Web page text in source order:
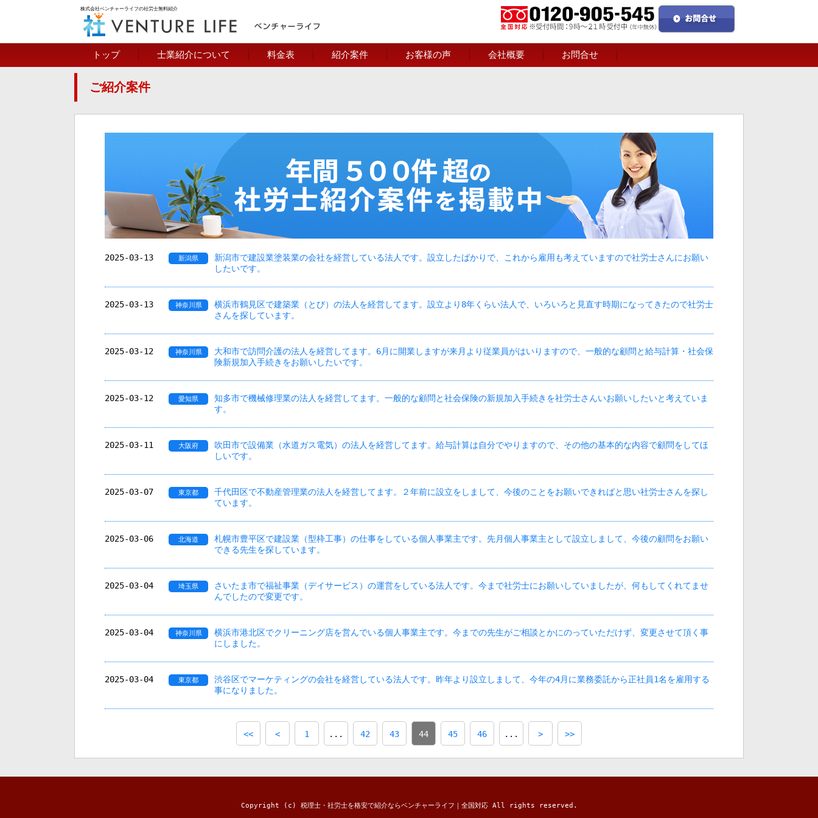
株式会社ベンチャーライフの社労士無料紹介
トップ 士業紹介について 料金表 紹介案件 お客様の声 会社概要 お問合せ
ご紹介案件
2025-03-13 新潟県
新潟市で建設業塗装業の会社を経営している法人です。設立したばかりで、これから雇用も考えていますので社労士さんにお願い
したいです。
2025-03-13 神奈川県
横浜市鶴見区で建築業（とび）の法人を経営してます。設立より8年くらい法人で、いろいろと見直す時期になってきたので社労士
さんを探しています。
2025-03-12 神奈川県
大和市で訪問介護の法人を経営してます。6月に開業しますが来月より従業員がはいりますので、一般的な顧問と給与計算・社会保
険新規加入手続きをお願いしたいです。
2025-03-12 愛知県
知多市で機械修理業の法人を経営してます。一般的な顧問と社会保険の新規加入手続きを社労士さんいお願いしたいと考えていま
す。
2025-03-11 大阪府
吹田市で設備業（水道ガス電気）の法人を経営してます。給与計算は自分でやりますので、その他の基本的な内容で顧問をしてほ
しいです。
2025-03-07 東京都
千代田区で不動産管理業の法人を経営してます。２年前に設立をしまして、今後のことをお願いできればと思い社労士さんを探し
ています。
2025-03-06 北海道
札幌市豊平区で建設業（型枠工事）の仕事をしている個人事業主です。先月個人事業主として設立しまして、今後の顧問をお願い
できる先生を探しています。
2025-03-04 埼玉県
さいたま市で福祉事業（デイサービス）の運営をしている法人です。今まで社労士にお願いしていましたが、何もしてくれてませ
んでしたので変更です。
2025-03-04 神奈川県
横浜市港北区でクリーニング店を営んでいる個人事業主です。今までの先生がご相談とかにのっていただけず、変更させて頂く事
にしました。
2025-03-04 東京都
渋谷区でマーケティングの会社を経営している法人です。昨年より設立しまして、今年の4月に業務委託から正社員1名を雇用する
事になりました。
<< < 1 ... 42 43 44 45 46 ... > >>
Copyright (c) 税理士・社労士を格安で紹介ならベンチャーライフ｜全国対応 All rights reserved.